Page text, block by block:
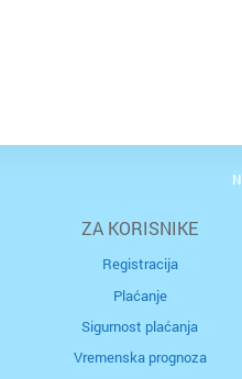
ZA KORISNIKE
Registracija
Plaćanje
Sigurnost plaćanja
Vremenska prognoza